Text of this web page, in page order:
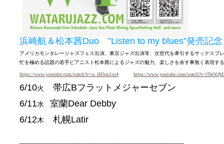
浜崎航＆松本茜Duo ”Listen to my blues”発売記
アメリカモンタレージャズフェス出演、東京ジャズ出演等、次世代を牽引するサックスプ
忙を極める話題の若手ピアニスト松本茜によるジャズの魅力、楽しさを余す事無く表現す
https://www.youtube.com/watch?v=u_rH3ou1xi4 https://www.youtube.com/
6/10火 帯広Bフラットメジャーセブン
6/11水 室蘭Dear Debby
6/12木 札幌Latir